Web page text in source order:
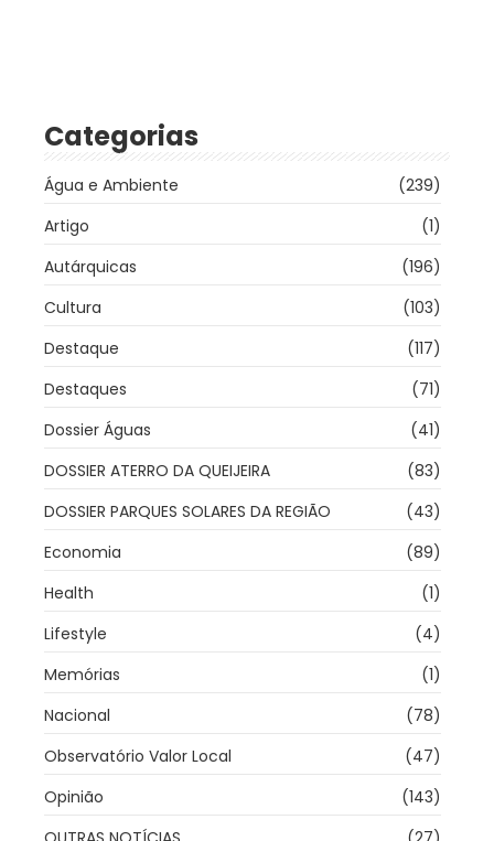
Categorias
Água e Ambiente
(239)
Artigo
(1)
Autárquicas
(196)
Cultura
(103)
Destaque
(117)
Destaques
(71)
Dossier Águas
(41)
DOSSIER ATERRO DA QUEIJEIRA
(83)
DOSSIER PARQUES SOLARES DA REGIÃO
(43)
Economia
(89)
Health
(1)
Lifestyle
(4)
Memórias
(1)
Nacional
(78)
Observatório Valor Local
(47)
Opinião
(143)